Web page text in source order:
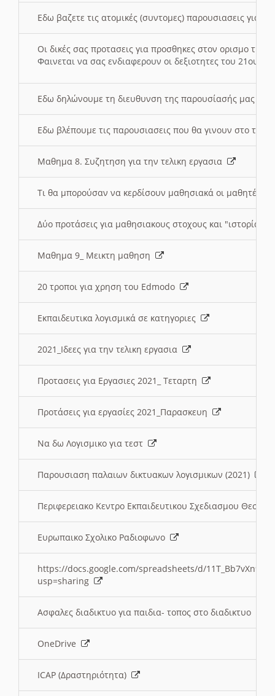
Εδω βαζετε τις ατομικές (συντομες) παρουσιασεις για
Οι δικές σας προτασεις για προσθηκες στον ορισμο
Φαινεται να σας ενδιαφερουν οι δεξιοτητες του 21ου
Εδω δηλώνουμε τη διευθυνση της παρουσίασής μας
Εδω βλέπουμε τις παρουσιασεις που θα γινουν στο
Μαθημα 8. Συζητηση για την τελικη εργασια
Τι θα μπορούσαν να κερδίσουν μαθησιακά οι μαθητές/
Δύο προτάσεις για μαθησιακους στοχους και "ιστορία"
Μαθημα 9_ Μεικτη μαθηση
20 τροποι για χρηση του Edmodo
Εκπαιδευτικα λογισμικά σε κατηγοριες
2021_Ιδεες για την τελικη εργασια
Προτασεις για Εργασιες 2021_ Τεταρτη
Προτάσεις για εργασίες 2021_Παρασκευη
Να δω Λογισμικο για τεστ
Παρουσιαση παλαιων δικτυακων λογισμικων (2021)
Περιφερειακο Κεντρο Εκπαιδευτικου Σχεδιασμου
Ευρωπαικο Σχολικο Ραδιοφωνο
https://docs.google.com/spreadsheets/d/
usp=sharing
Ασφαλες διαδικτυο για παιδια- τοπος στο διαδικτυο
OneDrive
ICAP (Δραστηριότητα)